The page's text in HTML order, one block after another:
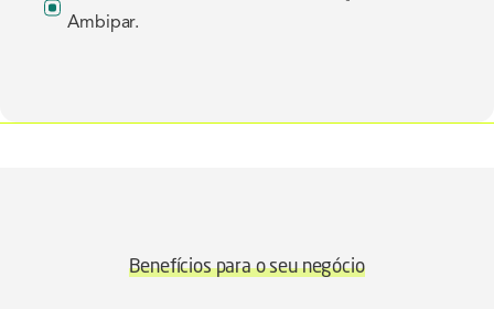
Ambipar.
Benefícios para o seu negócio